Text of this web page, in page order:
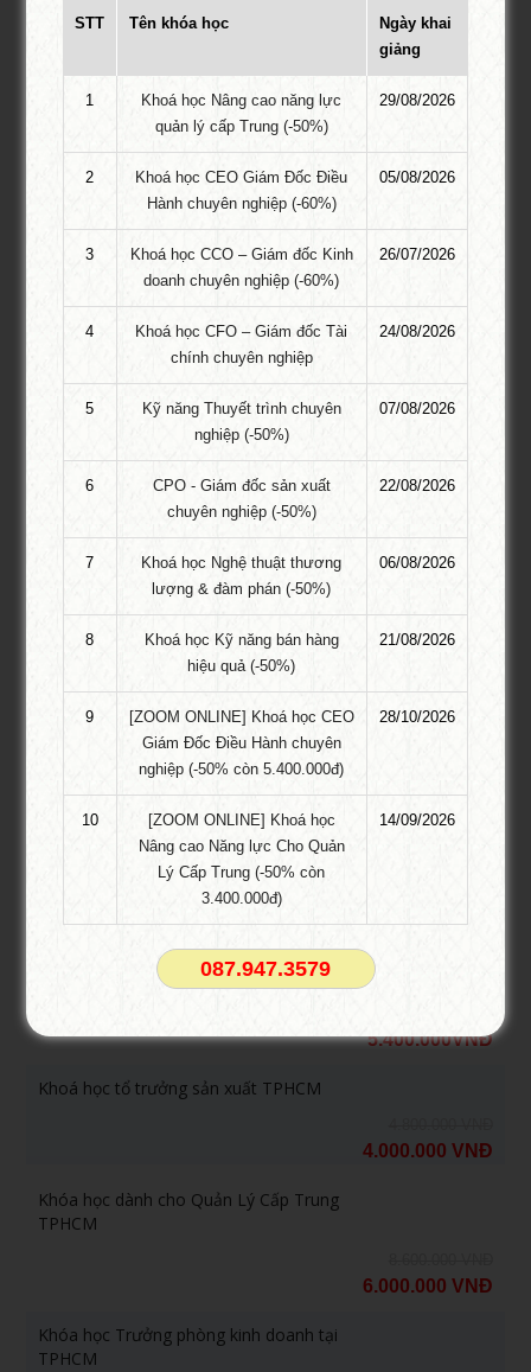
LIÊN HỆ ĐĂNG KÝ
Tư Vấn 24/7:Ms. Thu Trang
Hotline: 087.947.3579
087.947.3579
Email: thutrangpti.dk@gmail.com
Để lại một bình luận
Email của bạn sẽ không được hiển thị công khai.
KHÓA HỌC GỢI Ý
Khóa học THƯƠNG MẠI ĐIỆN TỬ ngắn
CEO & chiến lược tái cơ cấu doanh
nghiệp sau khủng hoảng tại Hồ Chí Minh
5.400.000VNĐ
Khoá học tổ trưởng sản xuất TPHCM
4.000.000 VNĐ
Khóa học dành cho Quản Lý Cấp Trung
TPHCM
6.000.000 VNĐ
Khóa học Trưởng phòng kinh doanh tại
TPHCM
STT Tên khóa học
Ngày khai
giảng
1
Khoá học Nâng cao năng lực
quản lý cấp Trung (-50%)
29/08/2026
2
Khoá học CEO Giám Đốc Điều
Hành chuyên nghiệp (-60%)
05/08/2026
3
Khoá học CCO – Giám đốc Kinh
doanh chuyên nghiệp (-60%)
26/07/2026
4
Khoá học CFO – Giám đốc Tài
chính chuyên nghiệp
24/08/2026
5
Kỹ năng Thuyết trình chuyên
nghiệp (-50%)
07/08/2026
6
CPO - Giám đốc sản xuất
chuyên nghiệp (-50%)
22/08/2026
7
Khoá học Nghệ thuật thương
lượng & đàm phán (-50%)
06/08/2026
8
Khoá học Kỹ năng bán hàng
hiệu quả (-50%)
21/08/2026
9
[ZOOM ONLINE] Khoá học CEO
Giám Đốc Điều Hành chuyên
nghiệp (-50% còn 5.400.000đ)
28/10/2026
10
[ZOOM ONLINE] Khoá học
Nâng cao Năng lực Cho Quản
Lý Cấp Trung (-50% còn
3.400.000đ)
14/09/2026
087.947.3579